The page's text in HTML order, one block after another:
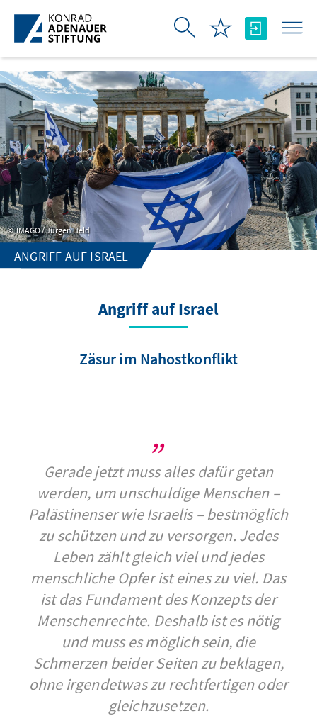
跳转到主内容
IMAGO / Jürgen Held
ANGRIFF AUF ISRAEL
Angriff auf Israel
Zäsur im Nahostkonflikt
Gerade jetzt muss alles dafür getan
werden, um unschuldige Menschen –
Palästinenser wie Israelis – bestmöglich
zu schützen und zu versorgen. Jedes
Leben zählt gleich viel und jedes
menschliche Opfer ist eines zu viel. Das
ist das Fundament des Konzepts der
Menschenrechte. Deshalb ist es nötig
und muss es möglich sein, die
Schmerzen beider Seiten zu beklagen,
ohne irgendetwas zu rechtfertigen oder
gleichzusetzen.